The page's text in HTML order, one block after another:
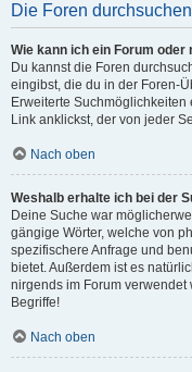
Die Foren durchsuchen
Wie kann ich ein Forum
Du kannst die Foren
eingibst, die du in der Foren-
Erweiterte Suchmöglichkeiten
Link anklickst, der von jeder
Nach oben
Weshalb erhalte ich bei der
Deine Suche war
gängige Wörter, welche von
spezifischere Anfrage und
bietet. Außerdem ist es
nirgends im Forum
Begriffe!
Nach oben